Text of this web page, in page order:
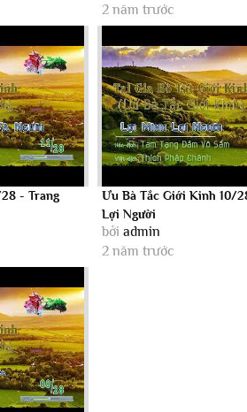
2 năm trước
- Trang
Ưu Bà Tắc Giới Kinh 10/
Lợi Người
bởi admin
2 năm trước